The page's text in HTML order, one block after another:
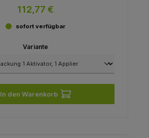
112,77 €
sofort verfügbar
Variante
In den Warenkorb